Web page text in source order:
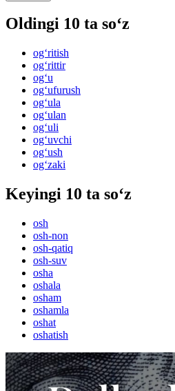
Oldingi 10 ta so‘z
og‘ritish
og‘rittir
og‘u
og‘ufurush
og‘ula
og‘ulan
og‘uli
og‘uvchi
og‘ush
og‘zaki
Keyingi 10 ta so‘z
osh
osh-non
osh-qatiq
osh-suv
osha
oshala
osham
oshamla
oshat
oshatish